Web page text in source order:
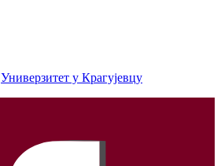
Универзитет у Крагујевцу